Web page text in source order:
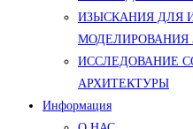
ИЗЫСКАНИЯ ДЛЯ
МОДЕЛИРОВАНИЯ
ИССЛЕДОВАНИЕ
АРХИТЕКТУРЫ
Информация